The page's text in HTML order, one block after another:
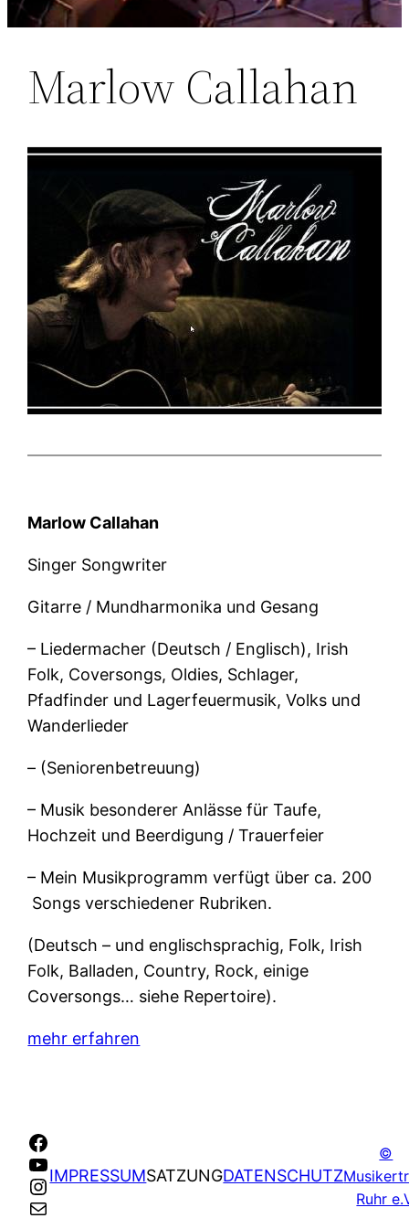
Marlow Callahan
Marlow Callahan
Singer Songwriter
Gitarre / Mundharmonika und Gesang
– Liedermacher (Deutsch / Englisch), Irish
Folk, Coversongs, Oldies, Schlager,
Pfadfinder und Lagerfeuermusik, Volks und
Wanderlieder
– (Seniorenbetreuung)
– Musik besonderer Anlässe für Taufe,
Hochzeit und Beerdigung / Trauerfeier
– Mein Musikprogramm verfügt über ca. 200
Songs verschiedener Rubriken.
(Deutsch – und englischsprachig, Folk, Irish
Folk, Balladen, Country, Rock, einige
Coversongs… siehe Repertoire).
mehr erfahren
Facebook
YouTube
Instagram
E-Mail
IMPRESSUMSATZUNGDATENSCHUTZ
©
Ruhr